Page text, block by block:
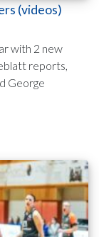
(videos)
with 2 new
reports,
George